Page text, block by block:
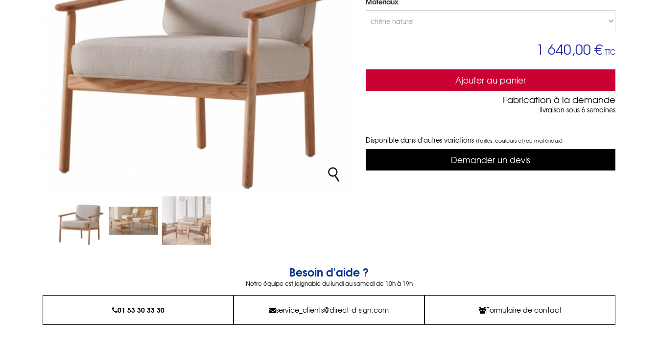
1 640,00 € TTC
Ajouter au panier
Fabrication à la demande
livraison sous 6 semaines
Disponible dans d'autres variations (tailles, couleurs et/ou matériaux)
Demander un devis
Besoin d'aide ?
Notre équipe est joignable du lundi au samedi de 10h à 19h
01 53 30 33 30 service_clients@direct-d-sign.com Formulaire de contact